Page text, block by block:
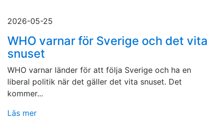
2026-05-25
WHO varnar för Sverige och det vita
snuset
WHO varnar länder för att följa Sverige och ha en
liberal politik när det gäller det vita snuset. Det
kommer...
Läs mer